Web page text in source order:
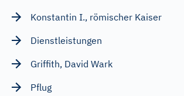
Konstantin I., römischer Kaiser
Dienstleistungen
Griffith, David Wark
Pflug